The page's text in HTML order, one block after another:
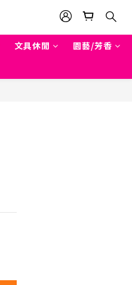
文具休閒
園藝/芳香